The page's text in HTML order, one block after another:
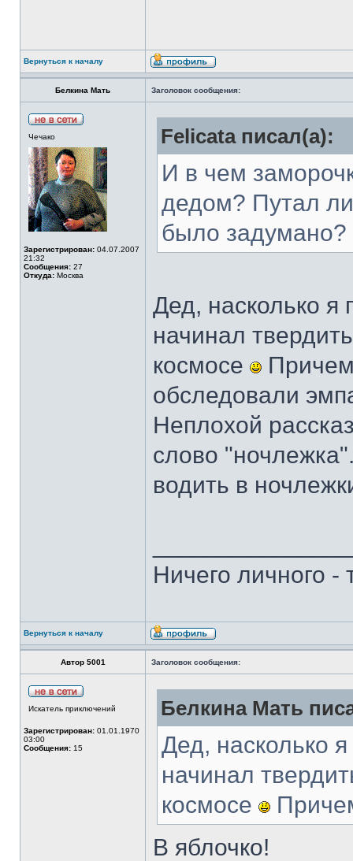
Вернуться к началу
Белкина Мать Заголовок сообщения:
Чечако
Зарегистрирован: 04.07.2007
21:32
Сообщения: 27
Откуда: Москва
Felicata писал(а):
И в чем
дедом? Путал
было задумано?
Дед, насколько я
начинал
космосе
обследовали
Неплохой
слово
водить в
Ничего личного -
Вернуться к началу
Автор 5001 Заголовок сообщения:
Искатель приключений
Зарегистрирован: 01.01.1970
03:00
Сообщения: 15
Белкина Мать
Дед, насколько
начинал
космосе
В яблочко!